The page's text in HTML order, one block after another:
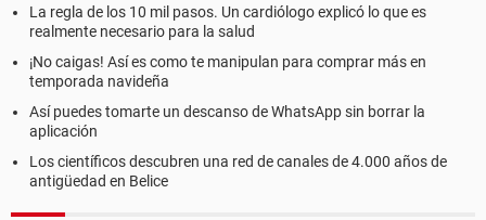
La regla de los 10 mil pasos. Un cardiólogo explicó lo que es
realmente necesario para la salud
¡No caigas! Así es como te manipulan para comprar más en
temporada navideña
Así puedes tomarte un descanso de WhatsApp sin borrar la
aplicación
Los científicos descubren una red de canales de 4.000 años de
antigüedad en Belice